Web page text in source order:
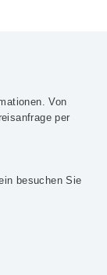
Von
per
besuchen Sie